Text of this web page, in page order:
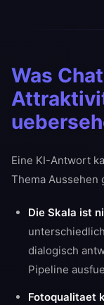
Was
Eine KI-Antwort
Thema Aussehen
Die Skala ist
dialogisch
Pipeline
Fotoqualitaet